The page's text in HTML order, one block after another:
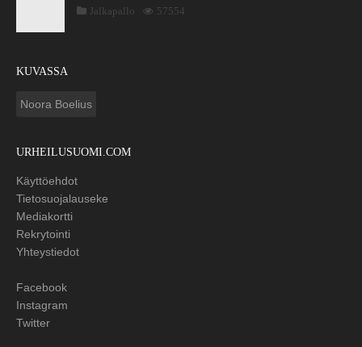
Jalkapallo
57554
KUVASSA
Noora Boelius
URHEILUSUOMI.COM
Käyttöehdot
Tietosuojalauseke
Mediakortti
Rekrytointi
Yhteystiedot
Facebook
Instagram
Twitter